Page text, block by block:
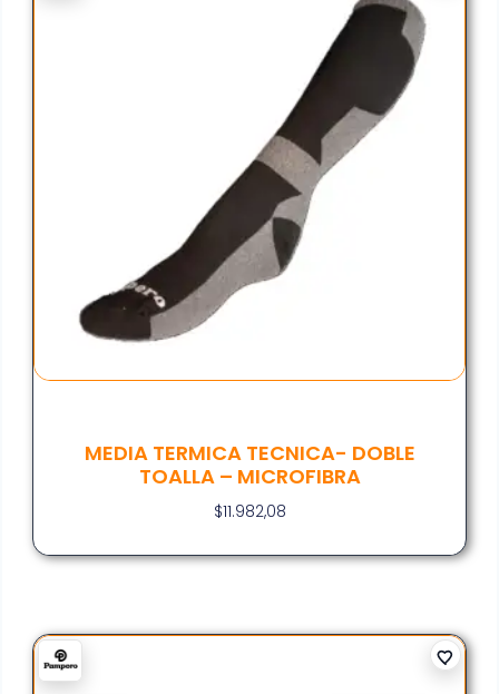
MEDIA TERMICA TECNICA- DOBLE
TOALLA – MICROFIBRA
$11.982,08